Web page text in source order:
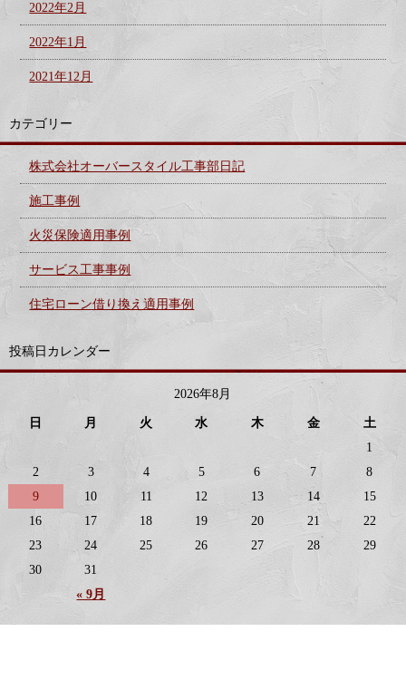
2022年2月
2022年1月
2021年12月
カテゴリー
株式会社オーバースタイル工事部日記
施工事例
火災保険適用事例
サービス工事事例
住宅ローン借り換え適用事例
投稿日カレンダー
2026年8月
日 月 火 水 木 金 土
« 9月
1
2
3 4 5 6 7
8
9
10 11 12 13 14
15
16
17 18 19 20 21
22
23
24 25 26 27 28
29
30
31